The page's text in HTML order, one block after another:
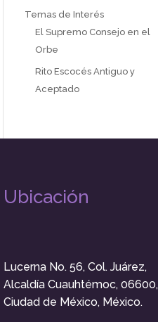
Temas de Interés
El Supremo Consejo en el
Orbe
Rito Escocés Antiguo y
Aceptado
Ubicación
Lucerna No. 56, Col. Juárez,
Alcaldía Cuauhtémoc, 06600,
Ciudad de México, México.